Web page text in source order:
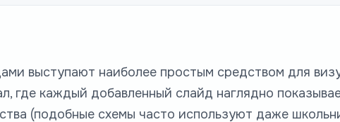
выступают наиболее простым средством для
где каждый добавленный слайд наглядно
(подобные схемы часто используют даже